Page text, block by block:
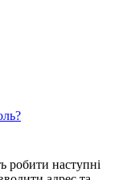
робити наступні